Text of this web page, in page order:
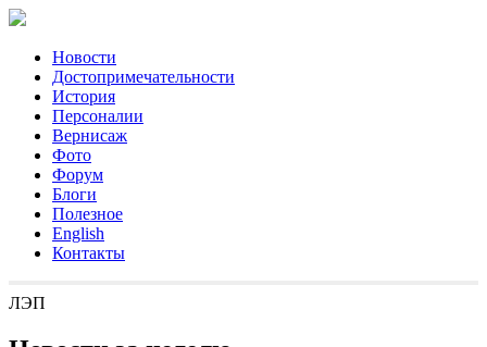
Новости
Достопримечательности
История
Персоналии
Вернисаж
Фото
Форум
Блоги
Полезное
English
Контакты
ЛЭП